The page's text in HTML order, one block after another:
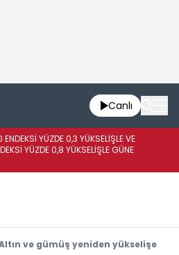
Canlı
YÜZDE 0,3 YÜKSELİŞLE VE
YÜZDE 0,8 YÜKSELİŞLE GÜNE
ve gümüş yeniden yükselişe